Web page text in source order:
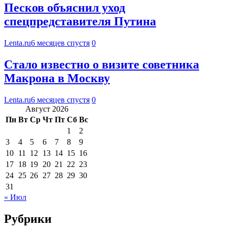
Песков объяснил уход
спецпредставителя Путина
Lenta.ru6 месяцев спустя 0
Стало известно о визите советника
Макрона в Москву
Lenta.ru6 месяцев спустя 0
Август 2026
Пн Вт Ср Чт Пт Сб Вс
1
2
3
4 5 6 7 8
9
10 11 12 13 14 15 16
17 18 19 20 21 22 23
24 25 26 27 28 29 30
31
« Июл
Рубрики